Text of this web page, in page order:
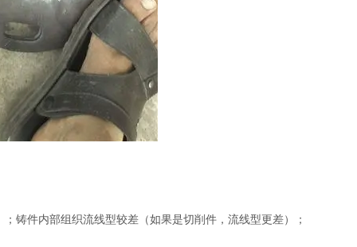
铸件内部组织流线型较差（如果是切削件，流线型更差）；